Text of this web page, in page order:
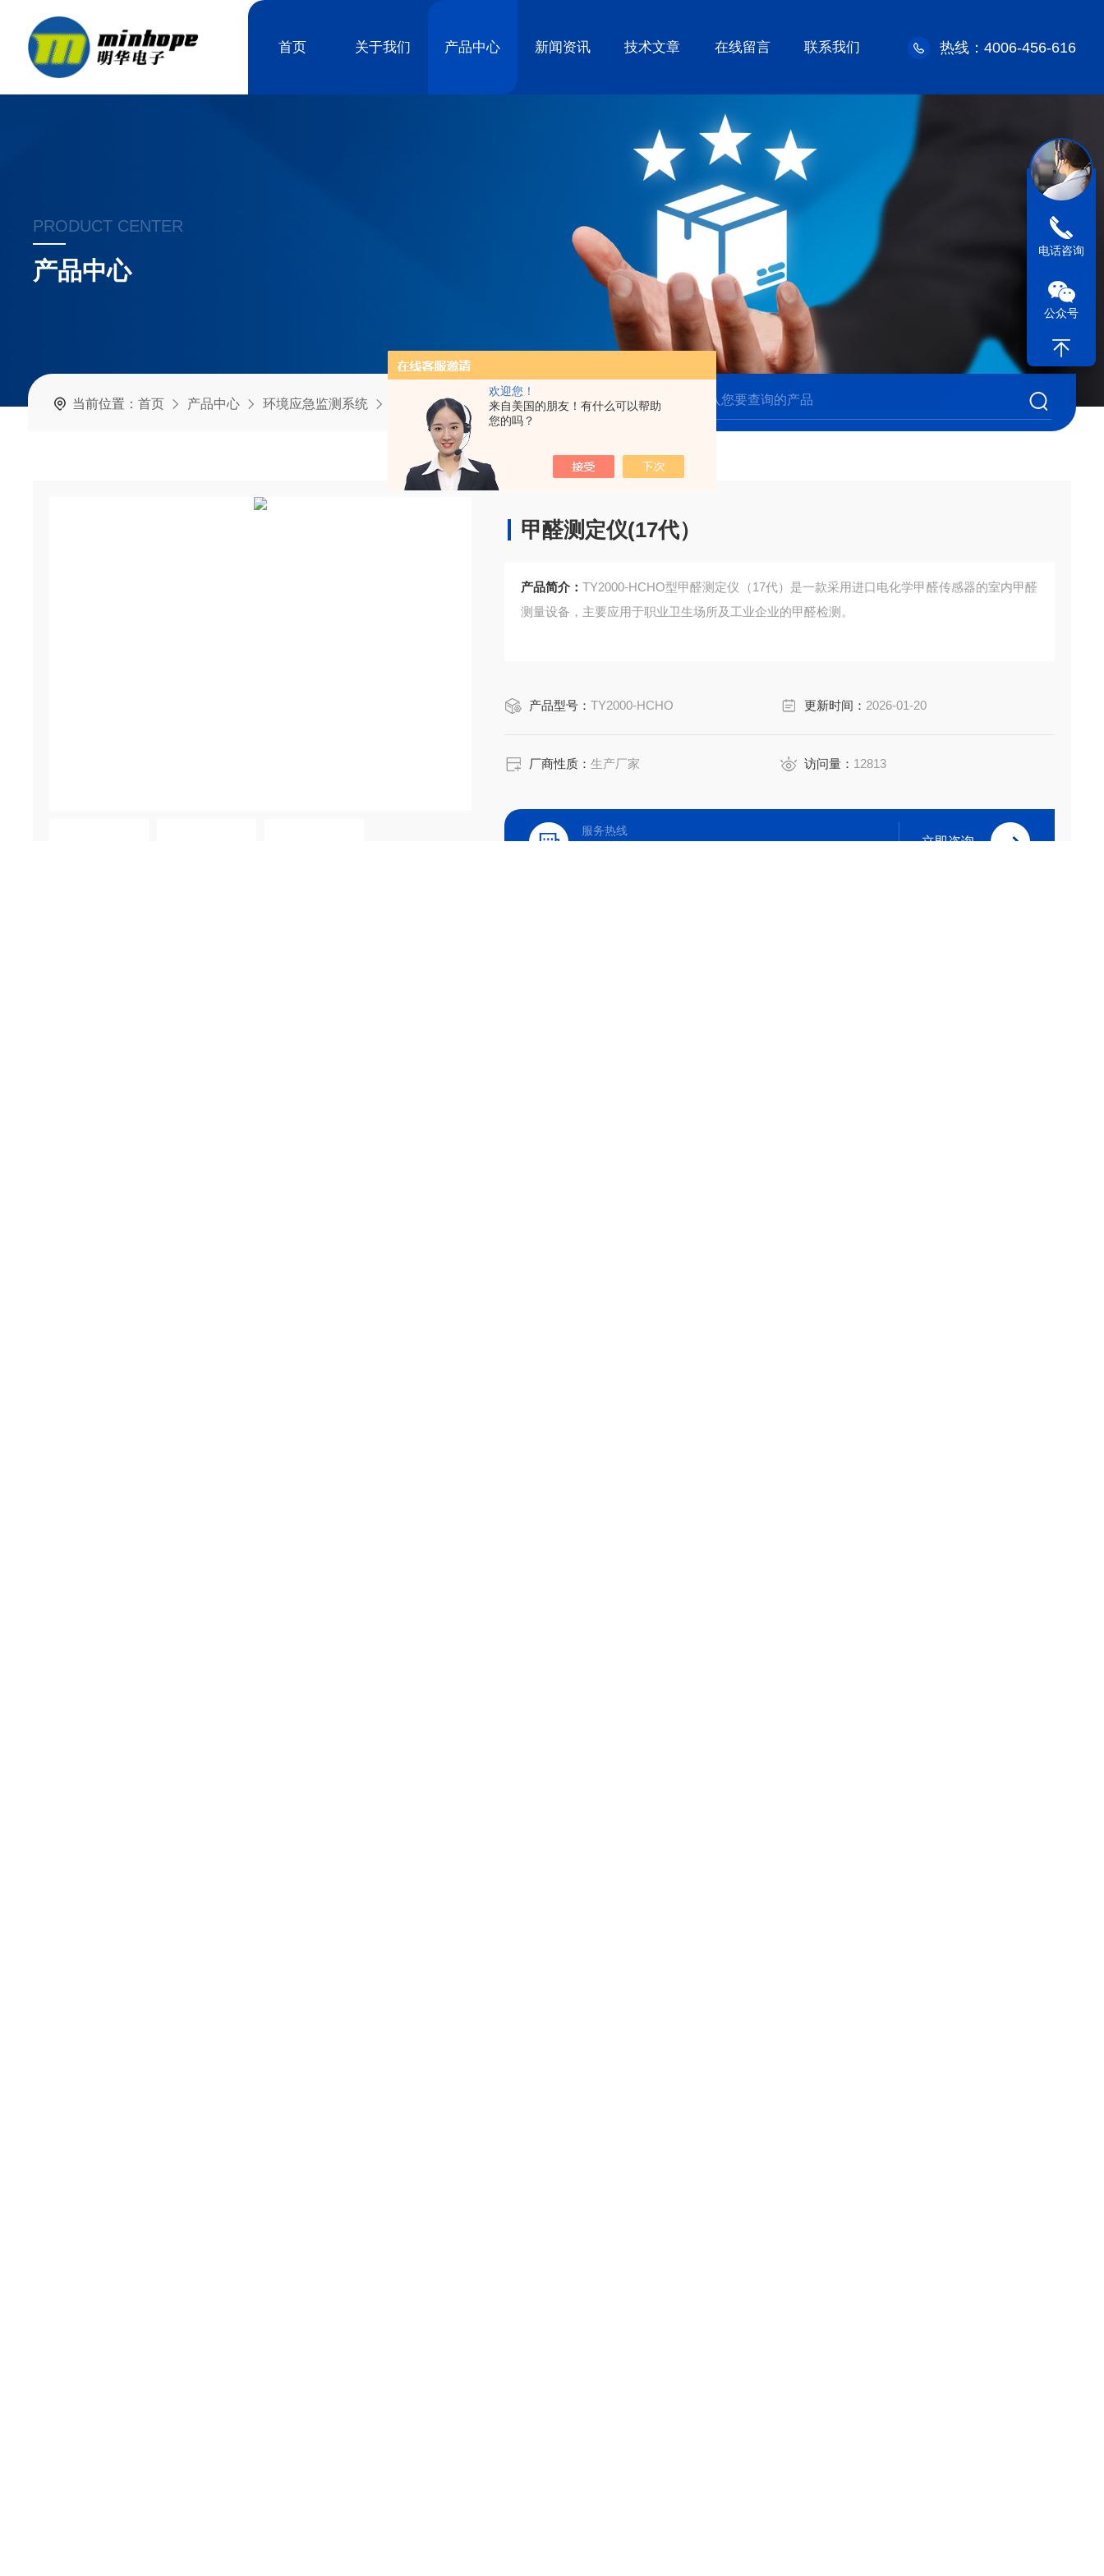
欢迎您！
来自美国的朋友！有什么可以帮助
您的吗？
首页 关于我们 产品中心 新闻资讯 技术文章 在线留言 联系我们 热线：4006-456-616
PRODUCT CENTER
产品中心
当前位置： 首页 产品中心 环境应急监测系统 电化学甲醛检测仪 TY2000-HCHO甲醛测定仪(17代）
甲醛测定仪(17代）
产品简介：TY2000-HCHO型甲醛测定仪（17代）是一款采用进口电化学甲醛传感器的室内甲醛
测量设备，主要应用于职业卫生场所及工业企业的甲醛检测。
产品型号：TY2000-HCHO 更新时间： 2026-01-20
厂商性质：生产厂家 访问量： 12813
服务热线
立即咨询
电话咨询
公众号